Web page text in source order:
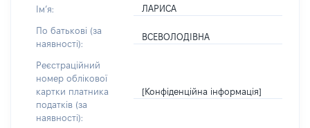
Імʼя: ЛАРИСА
По батькові (за
наявності):
ВСЕВОЛОДІВНА
Реєстраційний
номер облікової
картки платника
податків (за
наявності):
[Конфіденційна інформація]